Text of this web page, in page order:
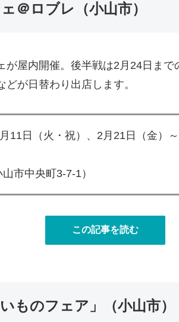
＠ロブレ（小山市）
が屋内開催。後半戦は2月24日ま
が日替わり出店します。
11日（火・祝）、2月21日（金）～
市中央町3-7-1）
この記事を読む
ものフェア」（小山市）